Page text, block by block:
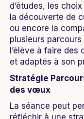
d’études, les
la découverte de
ou encore la
plusieurs parcours
l’élève à faire des
et adaptés à son
Stratégie
des vœux
La séance peut
réfléchir à une